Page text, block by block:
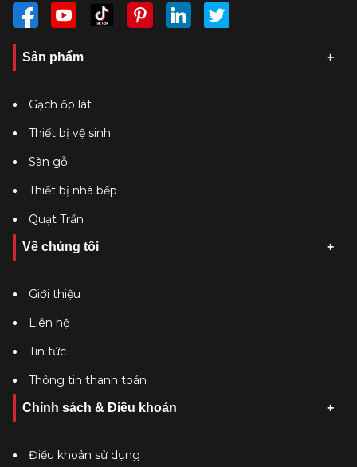
Sản phẩm
Gạch ốp lát
Thiết bị vệ sinh
Sàn gỗ
Thiết bị nhà bếp
Quạt Trần
Về chúng tôi
Giới thiệu
Liên hệ
Tin tức
Thông tin thanh toán
Chính sách & Điều khoản
Điều khoản sử dụng